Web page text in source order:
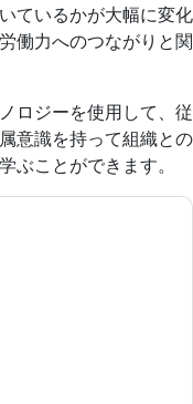
ているかが大幅に変化
働力へのつながりと関
ロジーを使用して、従
意識を持って組織との
ぶことができます。